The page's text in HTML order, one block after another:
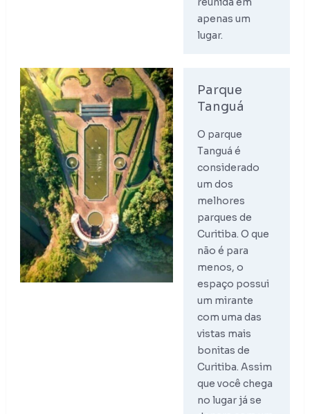
apenas um
lugar.
Parque
Tanguá
O parque
Tanguá é
considerado
um dos
melhores
parques de
Curitiba. O que
não é para
menos, o
espaço possui
um mirante
com uma das
vistas mais
bonitas de
Curitiba. Assim
que você chega
no lugar já se